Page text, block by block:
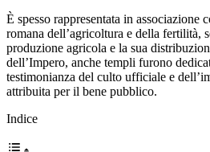
È spesso rappresentata in associazione
romana dell’agricoltura e della fertilità,
produzione agricola e la sua
dell’Impero, anche templi furono
testimonianza del culto ufficiale e
attribuita per il bene pubblico.
Indice